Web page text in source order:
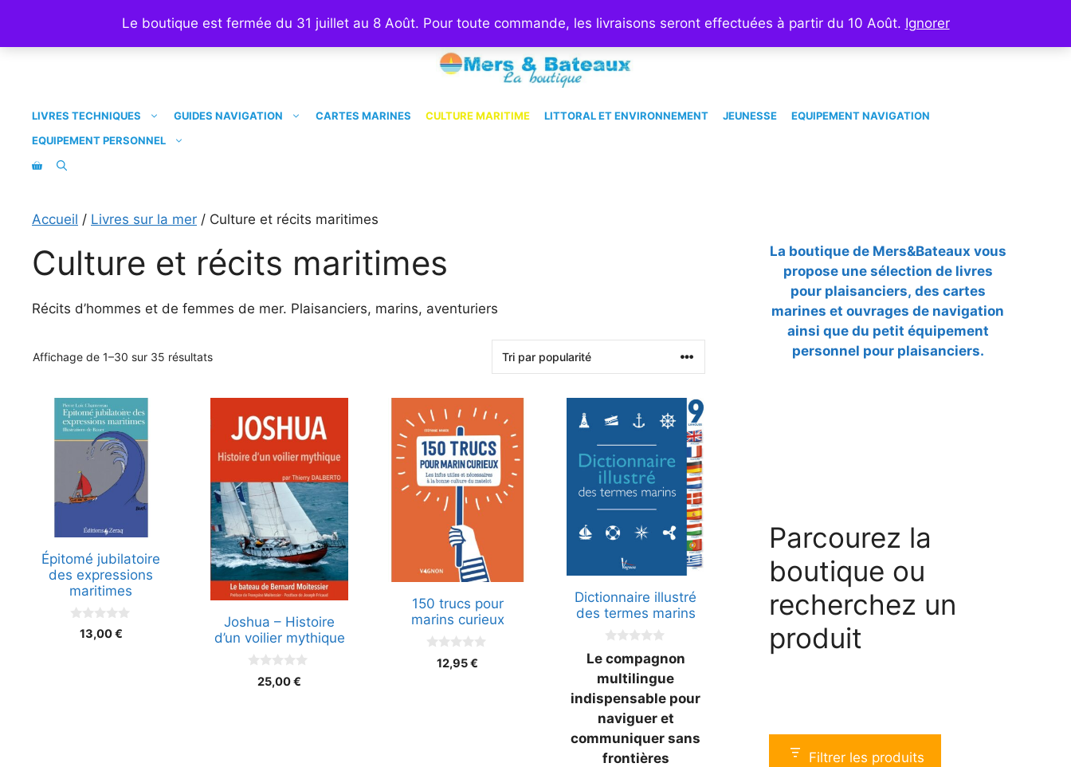
Le boutique est fermée du 31 juillet au 8 Août. Pour toute commande, les livraisons seront effectuées à partir du 10 Août. Ignorer
contenu
Le magazine MersetBateaux Contacter la boutique Mon compte
LIVRES TECHNIQUES GUIDES NAVIGATION CARTES MARINES CULTURE MARITIME LITTORAL ET ENVIRONNEMENT JEUNESSE
EQUIPEMENT NAVIGATION
EQUIPEMENT PERSONNEL
Accueil / Livres sur la mer / Culture et récits maritimes
Culture et récits maritimes
Récits d’hommes et de femmes de mer. Plaisanciers, marins, aventuriers
Affichage de 1–30 sur 35 résultatsTrié
Épitomé jubilatoire
des expressions
maritimes
13,00€
Joshua – Histoire
d’un voilier mythique
s25,00€
150 trucs pour
marins curieux
12,95€
Dictionnaire illustré
des termes marins
s
u
r
5
Le compagnon
multilingue
indispensable pour
naviguer et
communiquer sans
frontières
La boutique de Mers&Bateaux vous
propose une sélection de livres
pour plaisanciers, des cartes
marines et ouvrages de navigation
ainsi que du petit équipement
personnel pour plaisanciers.
Parcourez la
boutique ou
recherchez un
produit
Filtrer les produits